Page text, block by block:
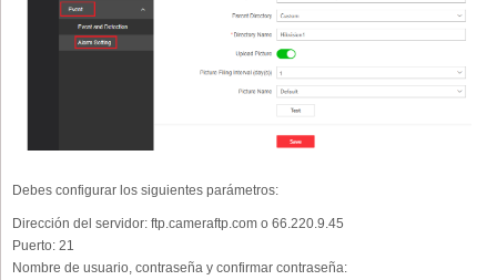
Debes configurar los siguientes parámetros:
Dirección del servidor: ftp.cameraftp.com o 66.220.9.45
Puerto: 21
Nombre de usuario, contraseña y confirmar contraseña: